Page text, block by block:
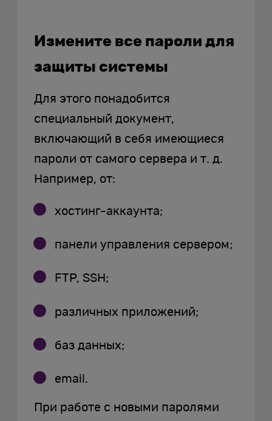
Измените все пароли для
защиты системы
Для этого понадобится
специальный документ,
включающий в себя имеющиеся
пароли от самого сервера и т. д.
Например, от:
хостинг-аккаунта;
панели управления сервером;
FTP, SSH;
различных приложений;
баз данных;
email.
При работе с новыми паролями